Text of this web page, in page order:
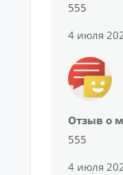
555
4 июля
Отзыв о
555
4 июля